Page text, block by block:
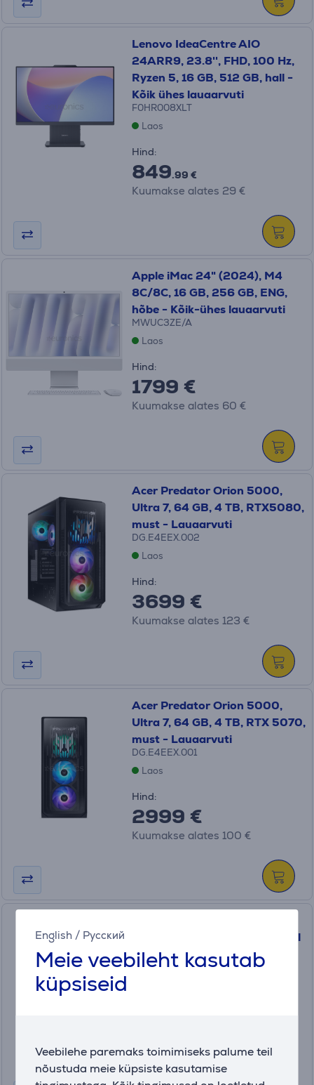
English / Русский
Meie veebileht kasutab
küpsiseid
Veebilehe paremaks toimimiseks palume teil
nõustuda meie küpsiste kasutamise
Lenovo IdeaCentre AIO
24ARR9, 23.8'', FHD, 100 Hz,
Ryzen 5, 16 GB, 512 GB, hall -
Kõik ühes lauaarvuti
F0HR008XLT
Laos
Hind:
849.99 €
Kuumakse alates 29 €
Apple iMac 24" (2024), M4
8C/8C, 16 GB, 256 GB, ENG,
hõbe - Kõik-ühes lauaarvuti
MWUC3ZE/A
Laos
Hind:
1799 €
Kuumakse alates 60 €
Acer Predator Orion 5000,
Ultra 7, 64 GB, 4 TB, RTX5080,
must - Lauaarvuti
DG.E4EEX.002
Laos
Hind:
3699 €
Kuumakse alates 123 €
Acer Predator Orion 5000,
Ultra 7, 64 GB, 4 TB, RTX 5070,
must - Lauaarvuti
DG.E4EEX.001
Laos
Hind:
2999 €
Kuumakse alates 100 €
09IRH9, i5, 16 GB, 512 GB, hall
- Lauaarvuti
90XW0043MW
Kuumakse alates 22 €